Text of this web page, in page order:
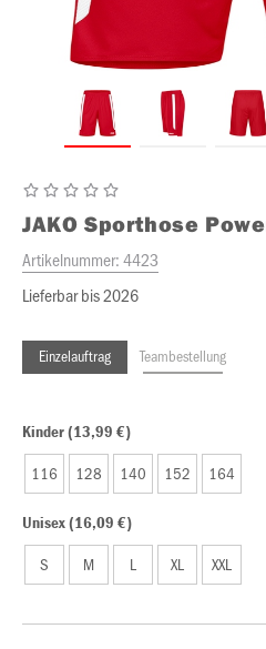
JAKO Sporthose
Artikelnummer:4423
Lieferbar bis 2026
Einzelauftrag Teambestellung
Kinder (13,99 €)
116 128 140 152 164
Unisex (16,09 €)
S M L XL XXL